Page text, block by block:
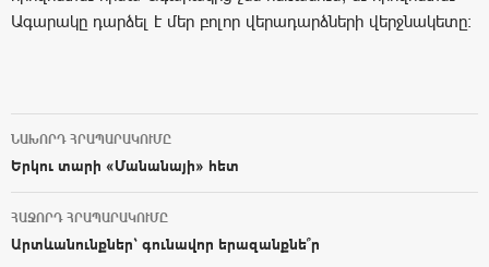
Ագարակը դարձել է մեր բոլոր վերադարձների վերջնակետը։
Post navigation
ՆԱԽՈՐԴ ՀՐԱՊԱՐԱԿՈՒՄԸ
Երկու տարի «Մանանայի» հետ
ՀԱՋՈՐԴ ՀՐԱՊԱՐԱԿՈՒՄԸ
Արտևանունքներ՝ գունավոր երազանքնե՞ր